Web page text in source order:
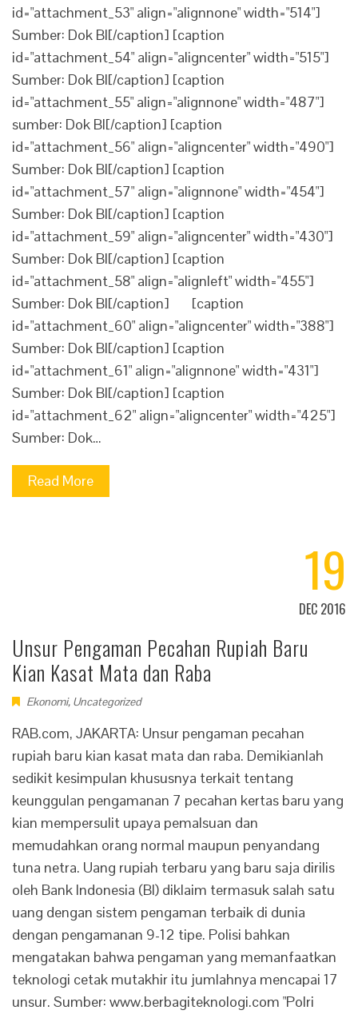
id="attachment_53" align="alignnone" width="514"]
Sumber: Dok BI[/caption] [caption
id="attachment_54" align="aligncenter" width="515"]
Sumber: Dok BI[/caption] [caption
id="attachment_55" align="alignnone" width="487"]
sumber: Dok BI[/caption] [caption
id="attachment_56" align="aligncenter" width="490"]
Sumber: Dok BI[/caption] [caption
id="attachment_57" align="alignnone" width="454"]
Sumber: Dok BI[/caption] [caption
id="attachment_59" align="aligncenter" width="430"]
Sumber: Dok BI[/caption] [caption
id="attachment_58" align="alignleft" width="455"]
Sumber: Dok BI[/caption] [caption
id="attachment_60" align="aligncenter" width="388"]
Sumber: Dok BI[/caption] [caption
id="attachment_61" align="alignnone" width="431"]
Sumber: Dok BI[/caption] [caption
id="attachment_62" align="aligncenter" width="425"]
Sumber: Dok…
Read More
19
DEC 2016
Unsur Pengaman Pecahan Rupiah Baru
Kian Kasat Mata dan Raba
Ekonomi, Uncategorized
RAB.com, JAKARTA: Unsur pengaman pecahan
rupiah baru kian kasat mata dan raba. Demikianlah
sedikit kesimpulan khususnya terkait tentang
keunggulan pengamanan 7 pecahan kertas baru yang
kian mempersulit upaya pemalsuan dan
memudahkan orang normal maupun penyandang
tuna netra. Uang rupiah terbaru yang baru saja dirilis
oleh Bank Indonesia (BI) diklaim termasuk salah satu
uang dengan sistem pengaman terbaik di dunia
dengan pengamanan 9-12 tipe. Polisi bahkan
mengatakan bahwa pengaman yang memanfaatkan
teknologi cetak mutakhir itu jumlahnya mencapai 17
unsur. Sumber: www.berbagiteknologi.com "Polri